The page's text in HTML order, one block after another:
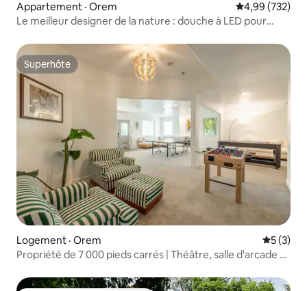
Appartement · Orem Note
4,99 (732)
Le meilleur designer de la nature : douche à LED pour
Superhôte
Superhôte
Logement · Orem Note
5 (3)
Propriété de 7 000 pieds carrés | Théâtre, salle d'arcade et